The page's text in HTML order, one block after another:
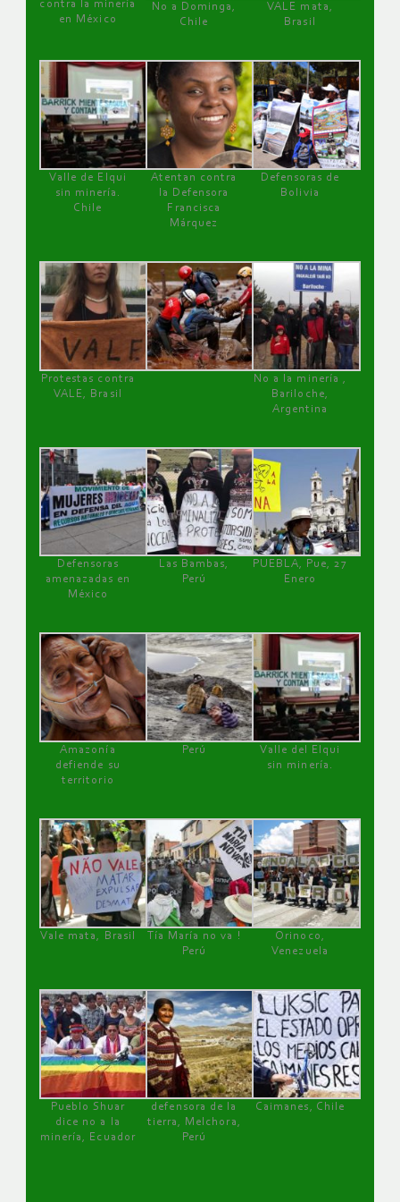
contra la minería
en México
No a Dominga,
Chile
VALE mata,
Brasil
Valle de Elqui
sin minería.
Chile
Atentan contra
la Defensora
Francisca
Márquez
Defensoras de
Bolivia
Protestas contra
VALE, Brasil
No a la minería ,
Bariloche,
Argentina
Defensoras
amenazadas en
México
Las Bambas,
Perú
PUEBLA, Pue, 27
Enero
Amazonía
defiende su
territorio
Perú
Valle del Elqui
sin minería.
Vale mata, Brasil
Tía María no va !
Perú
Orinoco,
Venezuela
Pueblo Shuar
dice no a la
minería, Ecuador
defensora de la
tierra, Melchora,
Perú
Caimanes, Chile